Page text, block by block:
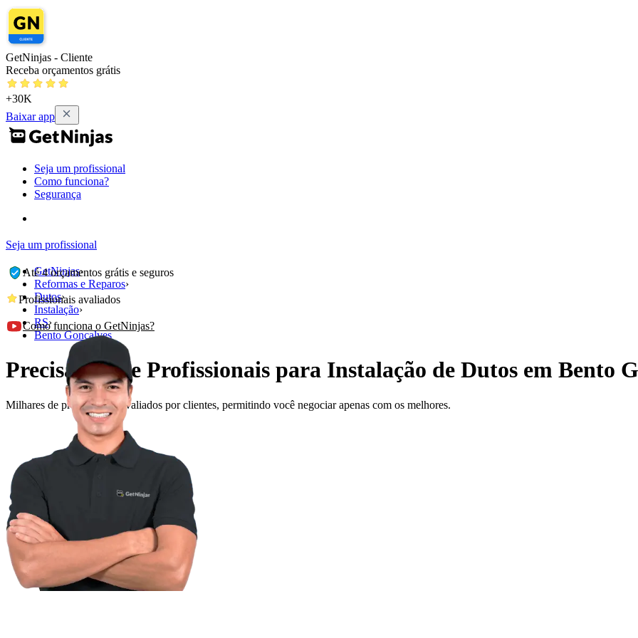
GetNinjas - Cliente
Receba orçamentos grátis
+30K
Baixar app
Seja um profissional
Como funciona?
Segurança
Seja um profissional
GetNinjas›
Reformas e Reparos›
Dutos›
Instalação›
RS›
Bento Goncalves
Precisando de Profissionais para Instalação de Dutos em Bento
Milhares de profissionais avaliados por clientes, permitindo você negociar apenas com os melhores.
Até 4 orçamentos grátis e seguros
Profissionais avaliados
Como funciona o GetNinjas?